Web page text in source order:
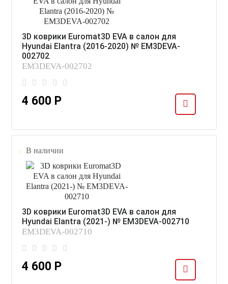
3D коврики Euromat3D EVA в салон для
Hyundai Elantra (2016-2020) № EM3DEVA-
002702
EM3DEVA-002702
4 600 Р
В наличии
3D коврики Euromat3D EVA в салон для
Hyundai Elantra (2021-) № EM3DEVA-002710
EM3DEVA-002710
4 600 Р